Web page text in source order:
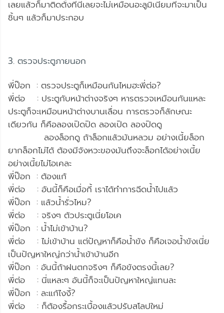
เลยแล้วก็มาติดตั้งที่นี่เลยจะไม่เหมือนอะลูมิเนียมที่จะมาเป็น
ชิ้นๆ แล้วก็มาประกอบ
3. ตรวจประตูภายนอก
พี่ป๊อก : ตรวจประตูก็เหมือนกันไหมฮะพี่ต่อ?
พี่ต่อ : ประตูกับหน้าต่างจริงๆ หารตรวจเหมือนกันแหละ
ประตูก็จะเหมือนหน้าต่างบานเลื่อน การตรวจก็ลักษณะ
เดียวกัน ก็คือลองเปิดปิด ลองเปิด ลองปิดดู
ลองล็อกดู ถ้าล็อกแล้วมันหลวม อย่างเนี้ยล็อก
ยากล็อกไม่ได้ ต้องมีจังหวะของมันถึงจะล็อกได้อย่างเนี้ย
อย่างเนี้ยไม่โอเคละ
พี่ป๊อก : ต้องแก้
พี่ต่อ : อันนี้ก็คือเมื่อกี้ เราได้ทำการฉีดน้ำไปแล้ว
พี่ป๊อก : แล้วน้ำรั่วไหม?
พี่ต่อ : จริงๆ ตัวประตูเนี่ยโอเค
พี่ป๊อก : น้ำไม่เข้าบ้าน?
พี่ต่อ : ไม่เข้าบ้าน แต่ปัญหาก็คือน้ำขัง ก็คือเจอน้ำขังเนี่ย
เป็นปัญหาใหญ่กว่าน้ำเข้าบ้านอีก
พี่ป๊อก : อันนี้ถ้าฝนตกจริงๆ ก็คือขังตรงนี้เลย?
พี่ต่อ : นี่แหละๆ อันนี้ก็จะเป็นปัญหาใหญ่แทนละ
พี่ป๊อก : ละแก้ไงงี้?
พี่ต่อ : ก็ต้องรื้อกระเบื้องแล้วปรับสโลปใหม่